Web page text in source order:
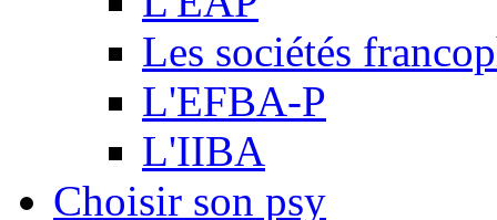
Les sociétés
L'EFBA-P
L'IIBA
Choisir son psy